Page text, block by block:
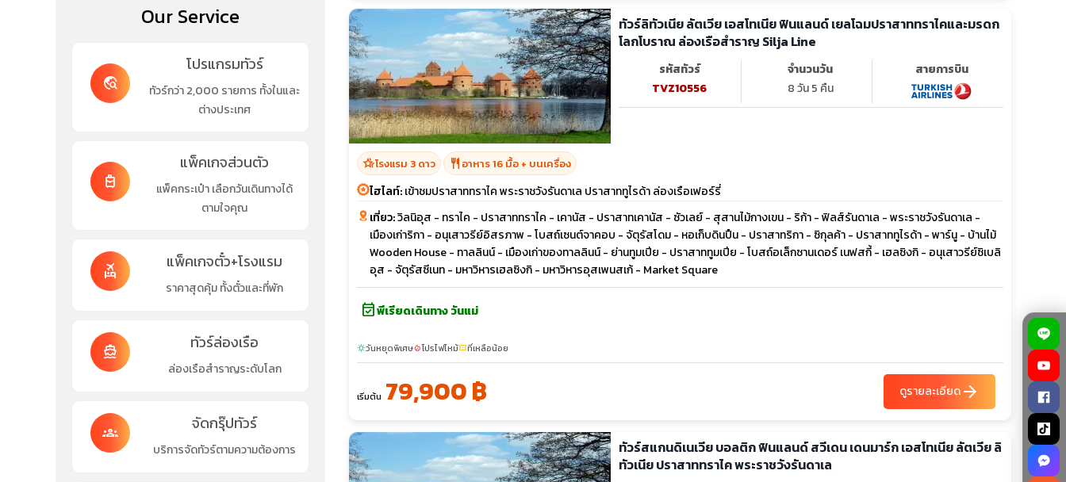
Our Service
travel_explore
โปรแกรมทัวร์
ทัวร์กว่า 2,000 รายการ ทั้งในและ
ต่างประเทศ
travel_luggage_and_bags
แพ็คเกจส่วนตัว
แพ็คกระเป๋า เลือกวันเดินทางได้
ตามใจคุณ
flights_and_hotels แพ็คเกจตั๋ว+โรงแรม
ราคาสุดคุ้ม ทั้งตั๋วและที่พัก
directions_boat ทัวร์ล่องเรือ
ล่องเรือสำราญระดับโลก
groups จัดกรุ๊ปทัวร์
บริการจัดทัวร์ตามความต้องการ
ทัวร์ลิทัวเนีย ลัตเวีย เอสโทเนีย ฟินแลนด์ เยลโฉมปราสาททราไคและมรดก
โลกโบราณ ล่องเรือสำราญ Silja Line
รหัสทัวร์
TVZ10556
จำนวนวัน
8 วัน 5 คืน
สายการบิน
hotel_classโรงแรม 3 ดาว restaurant อาหาร 16 มื้อ + บนเครื่อง
ไฮไลท์:เข้าชมปราสาททราไค พระราชวังรันดาเล ปราสาททูไรด้า ล่องเรือเฟอร์รี่
เที่ยว:วิลนิอุส - ทราไค - ปราสาททราไค - เคานัส - ปราสาทเคานัส - ซัวเลย์ - สุสานไม้กางเขน - ริก้า - ฟิลส์รันดาเล - พระราชวังรันดาเล -
เมืองเก่าริกา - อนุเสาวรีย์อิสรภาพ - โบสถ์เซนต์จาคอบ - จัตุรัสโดม - หอเก็บดินปืน - ปราสาทริกา - ซิกุลค้า - ปราสาททูไรด้า - พาร์นู - บ้านไม้
Wooden House - ทาลลินน์ - เมืองเก่าของทาลลินน์ - ย่านทูมเปีย - ปราสาททูมเปีย - โบสถ์อเล็กซานเดอร์ เนฟสกี้ - เฮลซิงกิ - อนุเสาวรีย์ซิเบลิ
อุส - จัตุรัสซีเนท - มหาวิหารเฮลซิงกิ - มหาวิหารอุสเพนสเก้ - Market Square
event_availableพีเรียดเดินทาง วันแม่
sunnyวันหยุดพิเศษlocal_fire_departmentโปรไฟไหม้confirmation_numberที่เหลือน้อย
เริ่มต้น 79,900 ฿ ดูรายละเอียดarrow_forward
ทัวร์สแกนดิเนเวีย บอลติก ฟินแลนด์ สวีเดน เดนมาร์ก เอสโทเนีย ลัตเวีย ลิ
ทัวเนีย ปราสาททราไค พระราชวังรันดาเล